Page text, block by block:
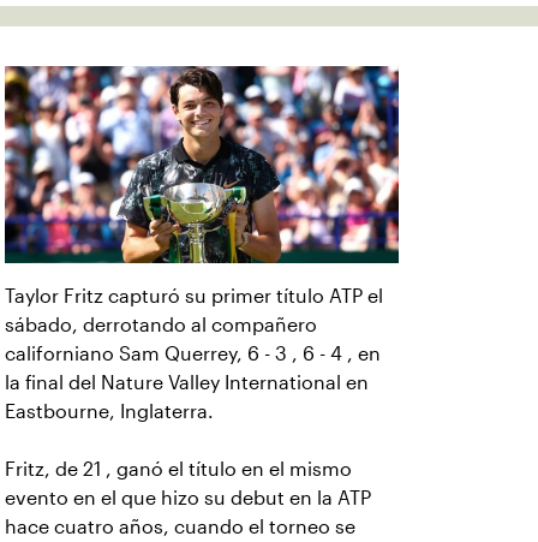
Taylor Fritz capturó su primer título ATP el
sábado, derrotando al compañero
californiano Sam Querrey, 6 - 3 , 6 - 4 , en
la final del Nature Valley International en
Eastbourne, Inglaterra.
Fritz, de 21 , ganó el título en el mismo
evento en el que hizo su debut en la ATP
hace cuatro años, cuando el torneo se